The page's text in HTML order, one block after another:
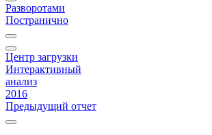
Разворотами
Постранично
Центр загрузки
Интерактивный
анализ
2016
Предыдущий отчет